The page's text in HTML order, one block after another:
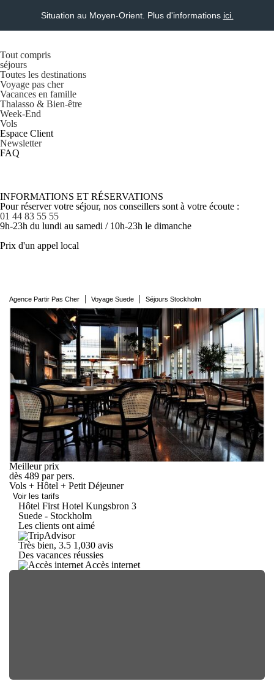
Situation au Moyen-Orient. Plus d'informations ici.
Tout compris
séjours
Toutes les destinations
Voyage pas cher
Vacances en famille
Thalasso & Bien-être
Week-End
Vols
Espace Client
Newsletter
FAQ
INFORMATIONS ET RÉSERVATIONS
Pour réserver votre séjour, nos conseillers sont à votre écoute :
01 44 83 55 55
9h-23h du lundi au samedi / 10h-23h le dimanche
Prix d'un appel local
Agence Partir Pas Cher | Voyage Suede | Séjours Stockholm
Meilleur prix
dès 489 par pers.
Vols + Hôtel + Petit Déjeuner
Voir les tarifs
Hôtel First Hotel Kungsbron 3
Suede - Stockholm
Les clients ont aimé
Très bien, 3.5 1,030 avis
Des vacances réussies
Accès internet